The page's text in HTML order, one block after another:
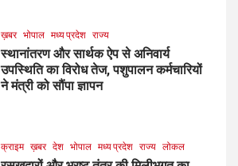
ख़बर भोपाल मध्य प्रदेश राज्य
स्थानांतरण और सार्थक ऐप से अनिवार्य
उपस्थिति का विरोध तेज, पशुपालन कर्मचारियों
ने मंत्री को सौंपा ज्ञापन
क्राइम ख़बर देश भोपाल मध्य प्रदेश राज्य लोकल